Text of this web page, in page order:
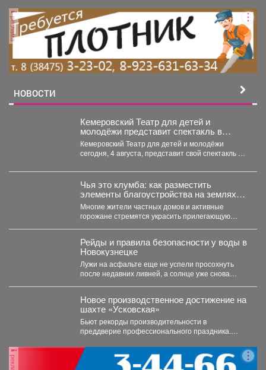
реклама
НОВОСТИ
Кемеровский Театр для детей и
молодёжи представит спектакль в
Москве
Кемеровский Театр для детей и молодёжи
сегодня, 4 августа, представит свой спектакль на
Чья это клумба: как разместить
элементы благоустройства на землях
общего пользования, не нарушив закон
Многие жители частных домов и активные
горожане стремятся украсить прилегающую
Рейды и правила безопасности у воды в
Новокузнецке
Лужи на асфальте еще не успели просохнуть
после недавних ливней, а солнце уже снова
Новое производственное достижение на
шахте «Усковская»
Бьют рекорды производительности в
преддверие профессионального праздника.
«Усковская» с разницей...